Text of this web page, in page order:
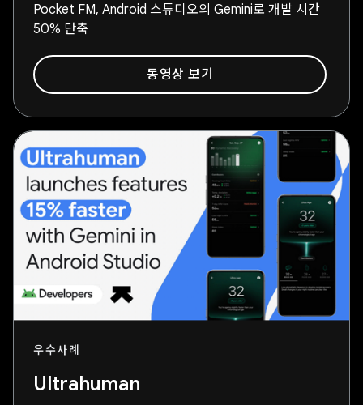
Pocket FM, Android 스튜디오의 Gemini로 개발 시간
50% 단축
동영상 보기
우수사례
Ultrahuman